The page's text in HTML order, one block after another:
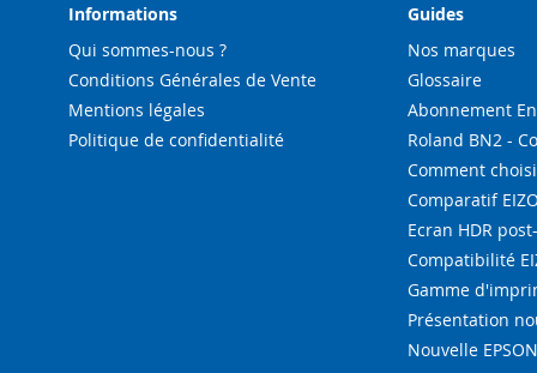
Informations
Qui sommes-nous ?
Conditions Générales de Vente
Mentions légales
Politique de confidentialité
Guides
Nos marques
Glossaire
Abonnement
Roland BN2 -
Comment
Comparatif EIZO
Ecran HDR
Compatibilité
Gamme
Présentation
Nouvelle